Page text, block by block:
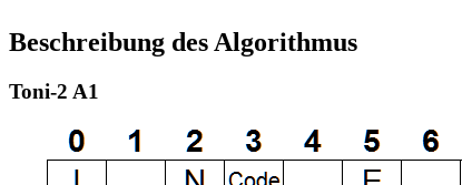
Beschreibung des Algorithmus
Toni-2 A1